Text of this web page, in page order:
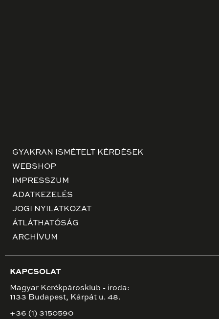
GYAKRAN ISMÉTELT KÉRDÉSEK
WEBSHOP
IMPRESSZUM
ADATKEZELÉS
JOGI NYILATKOZAT
ÁTLÁTHATÓSÁG
ARCHÍVUM
KAPCSOLAT
Magyar Kerékpárosklub - iroda:
1133 Budapest, Kárpát u. 48.
+36 (1) 3150590